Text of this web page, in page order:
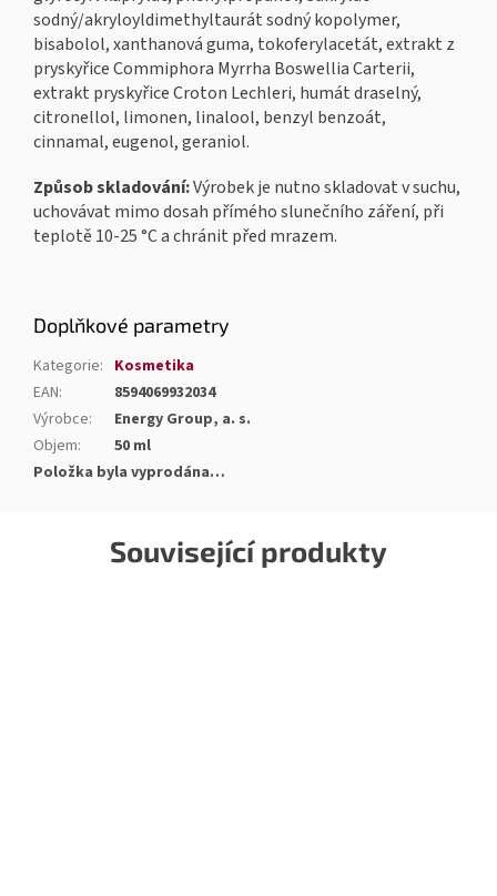
Související produkty
sodný/akryloyldimethyltaurát sodný kopolymer,
bisabolol, xanthanová guma, tokoferylacetát, extrakt z
pryskyřice Commiphora Myrrha Boswellia Carterii,
extrakt pryskyřice Croton Lechleri, humát draselný,
citronellol, limonen, linalool, benzyl benzoát,
cinnamal, eugenol, geraniol.
Způsob skladování:Výrobek je nutno skladovat v suchu,
uchovávat mimo dosah přímého slunečního záření, při
teplotě 10-25 °C a chránit před mrazem.
Doplňkové parametry
Kategorie: Kosmetika
EAN:
8594069932034
Výrobce:
Energy Group, a. s.
Objem:
50 ml
Položka byla vyprodána…